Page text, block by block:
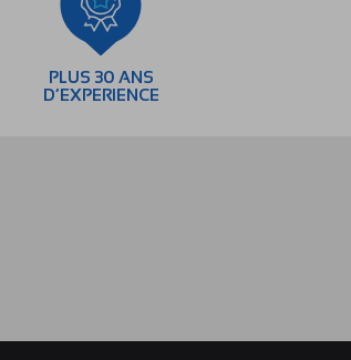
PLUS 30 ANS
D’EXPERIENCE